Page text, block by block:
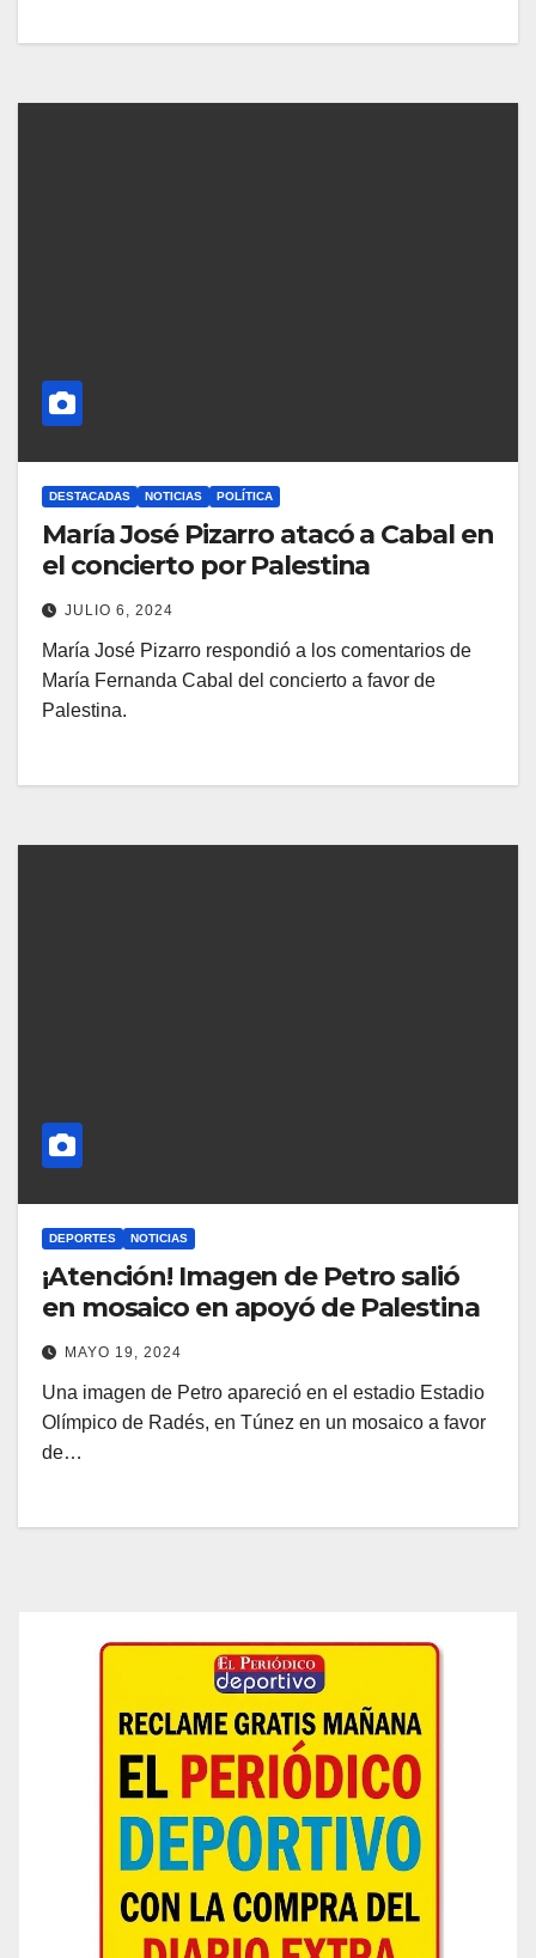
DESTACADAS NOTICIAS POLÍTICA
María José Pizarro atacó a Cabal en
el concierto por Palestina
JULIO 6, 2024
María José Pizarro respondió a los comentarios de
María Fernanda Cabal del concierto a favor de
Palestina.
DEPORTES NOTICIAS
¡Atención! Imagen de Petro salió
en mosaico en apoyó de Palestina
MAYO 19, 2024
Una imagen de Petro apareció en el estadio Estadio
Olímpico de Radés, en Túnez en un mosaico a favor
de…